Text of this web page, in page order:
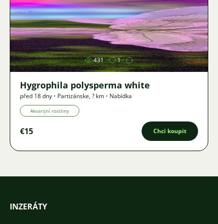
Obrázek
431 1
Hygrophila polysperma white
před 18 dny • Partizánske,? km • Nabídka
Akvarijní rostliny
€15 Chci koupit
INZERÁTY